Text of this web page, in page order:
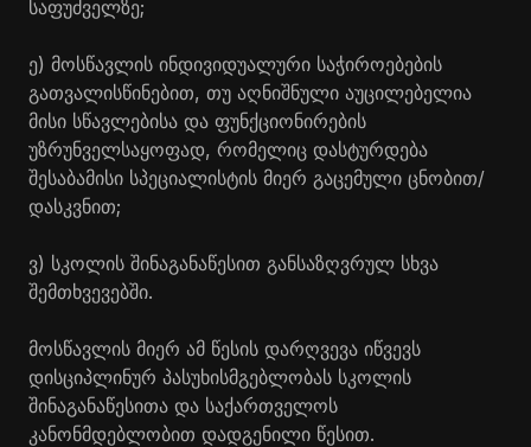
საფუძველზე;
ე) მოსწავლის ინდივიდუალური საჭიროებების
გათვალისწინებით, თუ აღნიშნული აუცილებელია
მისი სწავლებისა და ფუნქციონირების
უზრუნველსაყოფად, რომელიც დასტურდება
შესაბამისი სპეციალისტის მიერ გაცემული ცნობით/
დასკვნით;
ვ) სკოლის შინაგანაწესით განსაზღვრულ სხვა
შემთხვევებში.
მოსწავლის მიერ ამ წესის დარღვევა იწვევს
დისციპლინურ პასუხისმგებლობას სკოლის
შინაგანაწესითა და საქართველოს
კანონმდებლობით დადგენილი წესით.